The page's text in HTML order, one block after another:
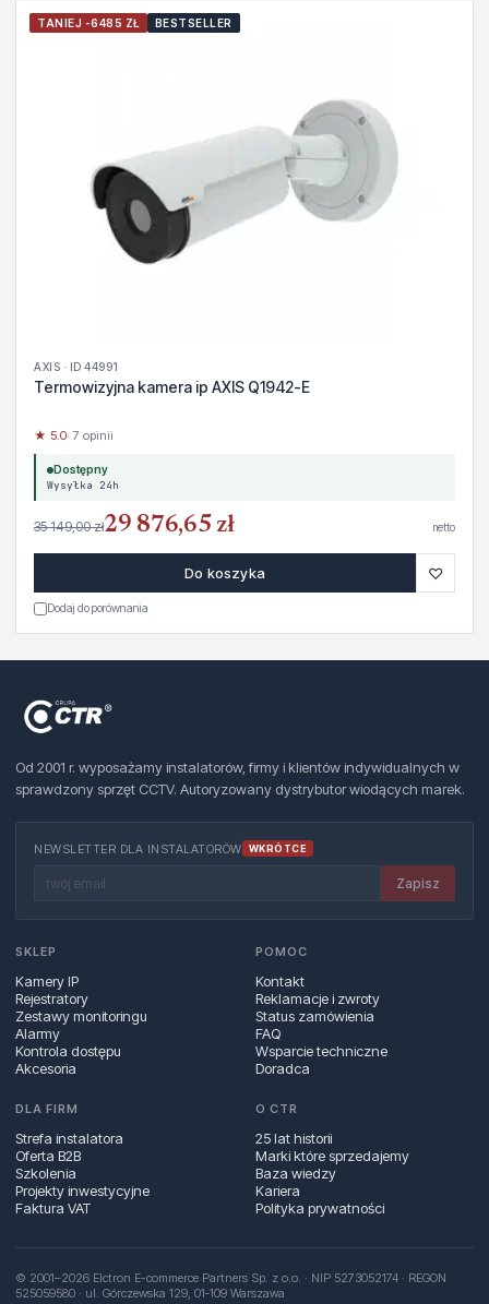
TANIEJ -6485 ZŁ BESTSELLER
AXIS · ID 44991
Termowizyjna kamera ip AXIS Q1942-E
★ 5.0· 7 opinii
Dostępny
Wysyłka 24h
35 149,00 zł29 876,65 zł netto
Do koszyka ♡
Dodaj do porównania
Od 2001 r. wyposażamy instalatorów, firmy i klientów indywidualnych w
sprawdzony sprzęt CCTV. Autoryzowany dystrybutor wiodących marek.
NEWSLETTER DLA INSTALATORÓW WKRÓTCE
Zapisz
SKLEP
Kamery IP
Rejestratory
Zestawy monitoringu
Alarmy
Kontrola dostępu
Akcesoria
POMOC
Kontakt
Reklamacje i zwroty
Status zamówienia
FAQ
Wsparcie techniczne
Doradca
DLA FIRM
Strefa instalatora
Oferta B2B
Szkolenia
Projekty inwestycyjne
Faktura VAT
O CTR
25 lat historii
Marki które sprzedajemy
Baza wiedzy
Kariera
Polityka prywatności
© 2001–2026 Elctron E-commerce Partners Sp. z o.o. · NIP 5273052174 · REGON
525059580 · ul. Górczewska 129, 01‑109 Warszawa